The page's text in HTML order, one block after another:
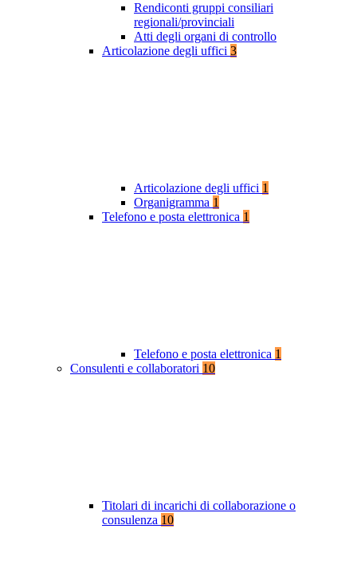
Rendiconti gruppi consiliari
regionali/provinciali
Atti degli organi di controllo
Articolazione degli uffici 3
Articolazione degli uffici 1
Organigramma 1
Telefono e posta elettronica 1
Telefono e posta elettronica 1
Consulenti e collaboratori 10
Titolari di incarichi di collaborazione o
consulenza 10